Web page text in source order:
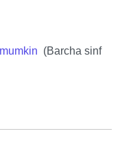
(Barcha sinf